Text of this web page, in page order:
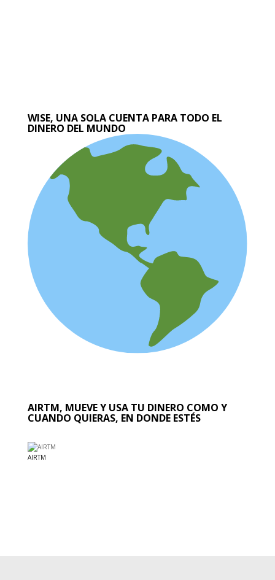
WISE, UNA SOLA CUENTA PARA TODO EL
DINERO DEL MUNDO
AIRTM, MUEVE Y USA TU DINERO COMO Y
CUANDO QUIERAS, EN DONDE ESTÉS
AIRTM